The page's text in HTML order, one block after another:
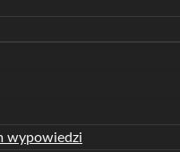
wypowiedzi